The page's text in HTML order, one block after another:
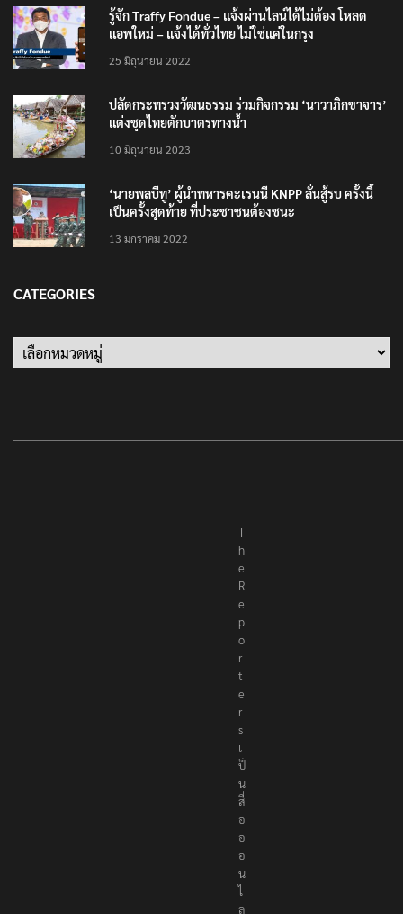
24 มีนาคม 2021
รู้จัก Traffy Fondue – แจ้งผ่านไลน์ได้ไม่ต้อง โหลด
แอพใหม่ – แจ้งได้ทั่วไทย ไม่ใช่แค่ในกรุง
25 มิถุนายน 2022
ปลัดกระทรวงวัฒนธรรม ร่วมกิจกรรม ‘นาวาภิกขาจาร’
แต่งชุดไทยตักบาตรทางน้ำ
10 มิถุนายน 2023
T
h
e
R
e
p
o
r
t
e
r
s
เ
ป็
น
สื่
อ
อ
อ